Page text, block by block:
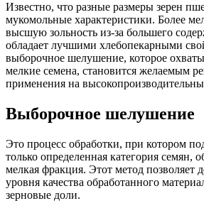
Известно, что разные размеры зерен
мукомольные характеристики. Более
высшую зольность из-за большего
обладает лучшими хлебопекарными
выборочное шелушение, которое
мелкие семена, становится желаемым
применения на
Выборочное шелушение
Это процесс обработки, при котором
только определенная категория семян,
мелкая фракция. Этот метод позволяет
уровня качества обработанного
зерновые доли.